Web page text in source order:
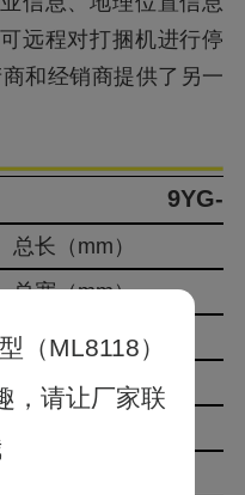
远程对打捆机进行停
和经销商提供了另一
9YG-
总长（mm）
总宽（mm）
总高（mm）
总重（kg）